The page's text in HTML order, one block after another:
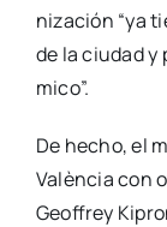
ni­za­ción “ya
de la ciu­dad
mi­co”.
De hecho, el
Valèn­cia con
Geof­frey